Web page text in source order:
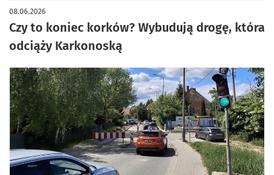
Czy to koniec korków? Wybudują drogę, która
odciąży Karkonoską
08.06.2026